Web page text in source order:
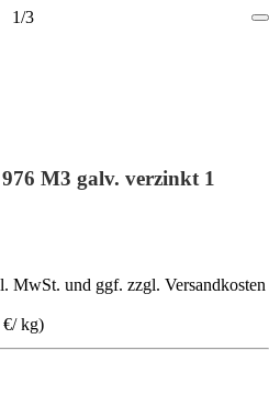
1/3
M3 galv. verzinkt 1
und ggf. zzgl. Versandkosten
€/ kg)